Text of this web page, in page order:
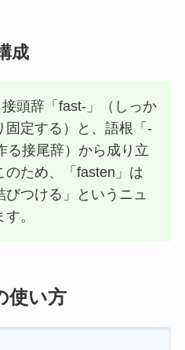
成
接頭辞「fast-」（しっか
固定する）と、語根「-
る接尾辞）から成り立
のため、「fasten」は
びつける」というニュ
。
使い方